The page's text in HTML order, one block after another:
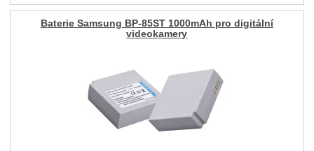
Baterie Samsung BP-85ST 1000mAh pro digitální
videokamery